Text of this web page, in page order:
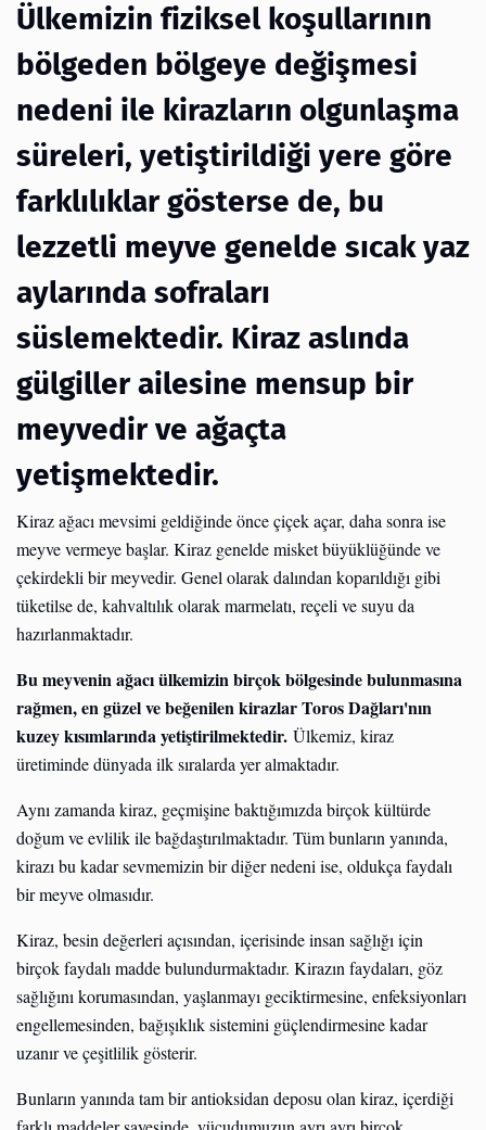
Ülkemizin fiziksel koşullarının
bölgeden bölgeye değişmesi
nedeni ile kirazların olgunlaşma
süreleri, yetiştirildiği yere göre
farklılıklar gösterse de, bu
lezzetli meyve genelde sıcak yaz
aylarında sofraları
süslemektedir. Kiraz aslında
gülgiller ailesine mensup bir
meyvedir ve ağaçta
yetişmektedir.
Kiraz ağacı mevsimi geldiğinde önce çiçek açar, daha sonra ise
meyve vermeye başlar. Kiraz genelde misket büyüklüğünde ve
çekirdekli bir meyvedir. Genel olarak dalından koparıldığı gibi
tüketilse de, kahvaltılık olarak marmelatı, reçeli ve suyu da
hazırlanmaktadır.
Bu meyvenin ağacı ülkemizin birçok bölgesinde bulunmasına
rağmen, en güzel ve beğenilen kirazlar Toros Dağları'nın
kuzey kısımlarında yetiştirilmektedir. Ülkemiz, kiraz
üretiminde dünyada ilk sıralarda yer almaktadır.
Aynı zamanda kiraz, geçmişine baktığımızda birçok kültürde
doğum ve evlilik ile bağdaştırılmaktadır. Tüm bunların yanında,
kirazı bu kadar sevmemizin bir diğer nedeni ise, oldukça faydalı
bir meyve olmasıdır.
Kiraz, besin değerleri açısından, içerisinde insan sağlığı için
birçok faydalı madde bulundurmaktadır. Kirazın faydaları, göz
sağlığını korumasından, yaşlanmayı geciktirmesine, enfeksiyonları
engellemesinden, bağışıklık sistemini güçlendirmesine kadar
uzanır ve çeşitlilik gösterir.
Bunların yanında tam bir antioksidan deposu olan kiraz, içerdiği